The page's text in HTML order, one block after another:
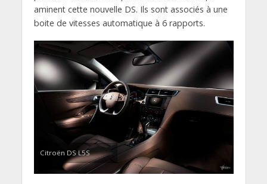
aminent cette nouvelle DS. Ils sont associés à une
boite de vitesses automatique à 6 rapports.
Citroën DS L5S